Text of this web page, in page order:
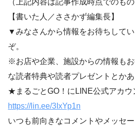
（上記内容は記事作成時点でのもの
【書いた人／ささかず編集長】
▼みなさんから情報をお待ちして
ぞ。
※お店や企業、施設からの情報も
な読者特典や読者プレゼントとか
★まるごとGO！にLINE公式アカウ
https://lin.ee/3IxYp1n
いつも前向きなコメントやメッセ